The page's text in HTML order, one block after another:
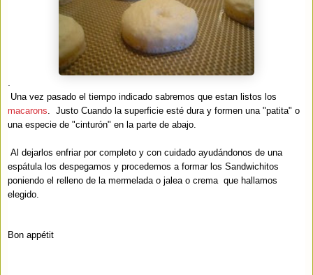
.
Una vez pasado el tiempo indicado sabremos que estan listos los
macarons. Justo Cuando la superficie esté dura y formen una "patita" o
una especie de "cinturón" en la parte de abajo.
Al dejarlos enfriar por completo y con cuidado ayudándonos de una
espátula los despegamos y procedemos a formar los Sandwichitos
poniendo el relleno de la mermelada o jalea o crema que hallamos
elegido.
Bon appétit